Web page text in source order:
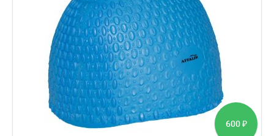
600 ₽